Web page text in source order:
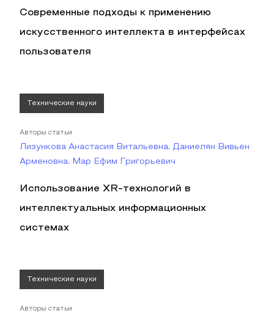
Современные подходы к применению
искусственного интеллекта в интерфейсах
пользователя
Технические науки
Авторы статьи
Лизункова Анастасия Витальевна, Даниелян Вивьен
Арменовна, Мар Ефим Григорьевич
Использование XR-технологий в
интеллектуальных информационных
системах
Технические науки
Авторы статьи